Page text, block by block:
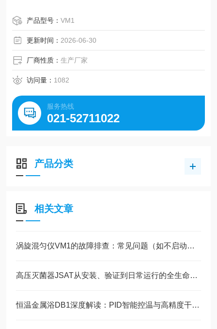
子，适用于多种样品容器。紧凑的设计（131×185×125m
m）和轻量化机身（2.64kg），使其成为实验室日常混匀操
作的理想选择。韩国制造，确保设备经久耐用。
产品型号：VM1
更新时间： 2026-06-30
厂商性质：生产厂家
访问量： 1082
服务热线
021-52711022
产品分类
相关文章
涡旋混匀仪VM1的故障排查：常见问题（如不启动、异响）的解决方法
高压灭菌器JSAT从安装、验证到日常运行的全生命周期管理​
恒温金属浴DB1深度解读：PID智能控温与高精度干式加热技术原理